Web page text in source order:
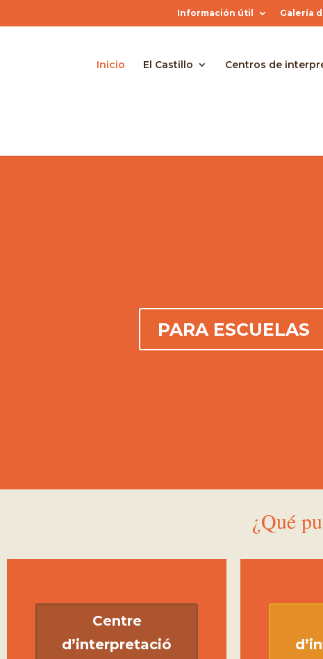
Información útil Galería
Inicio El Castillo Centros de
PARA ESCUELAS
¿Qué
Centre
d’interpretació